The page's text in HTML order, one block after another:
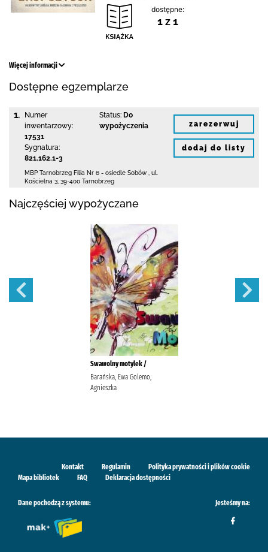
dostępne:
1 z 1
Więcej informacji
Dostępne egzemplarze
1.
Numer
inwentarzowy:
17531
Sygnatura:
821.162.1-3
Status: Do
wypożyczenia
MBP Tarnobrzeg Filia Nr 6 - osiedle Sobów
ul.
Kościelna 3 39-400 Tarnobrzeg
zarezerwuj
dodaj do listy
Najczęściej wypożyczane
Swawolny motylek /
Barańska, Ewa Golemo,
Agnieszka
Kontakt Regulamin
Polityka prywatności i plików cookie
Mapa bibliotek
FAQ Deklaracja dostępności
Dane pochodzą z systemu: Jesteśmy na: